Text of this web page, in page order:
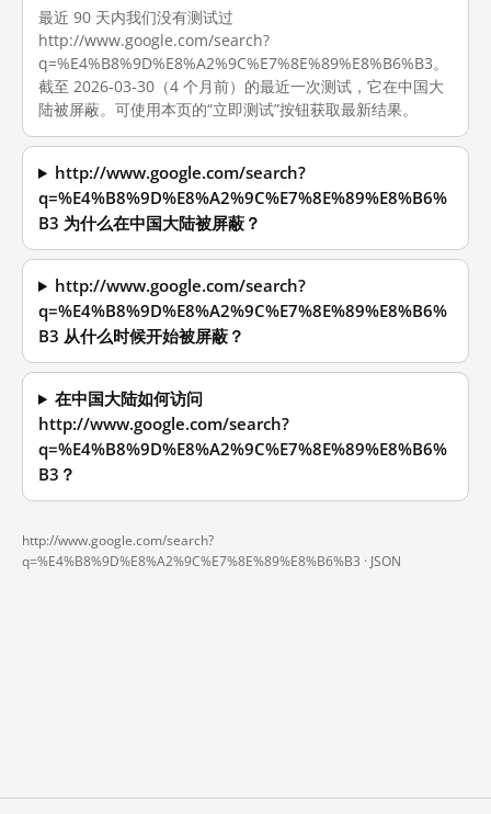
最近 90 天内我们没有测试过
http://www.google.com/search?
q=%E4%B8%9D%E8%A2%9C%E7%8E%89%E8%B6%B3。
截至 2026-03-30（4 个月前）的最近一次测试，它在中国大
陆被屏蔽。可使用本页的“立即测试”按钮获取最新结果。
http://www.google.com/search?
q=%E4%B8%9D%E8%A2%9C%E7%8E%89%E8%B6%
B3 为什么在中国大陆被屏蔽？
http://www.google.com/search?
q=%E4%B8%9D%E8%A2%9C%E7%8E%89%E8%B6%
B3 从什么时候开始被屏蔽？
在中国大陆如何访问
http://www.google.com/search?
q=%E4%B8%9D%E8%A2%9C%E7%8E%89%E8%B6%
B3？
http://www.google.com/search?
q=%E4%B8%9D%E8%A2%9C%E7%8E%89%E8%B6%B3 · JSON